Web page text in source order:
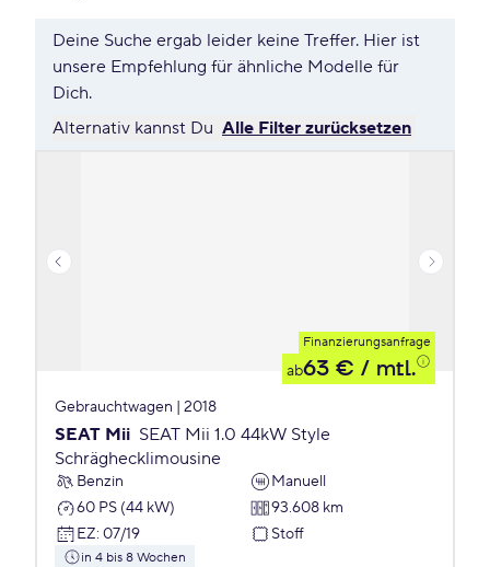
Deine Suche ergab leider keine Treffer. Hier ist
unsere Empfehlung für ähnliche Modelle für
Dich.
Alternativ kannst Du Alle Filter zurücksetzen
Finanzierungsanfrage
ab63 € / mtl.
Gebrauchtwagen | 2018
SEAT Mii SEAT Mii 1.0 44kW Style
Schräghecklimousine
Benzin
Manuell
60 PS (44 kW)
93.608 km
EZ: 07/19 Stoff
in 4 bis 8 Wochen